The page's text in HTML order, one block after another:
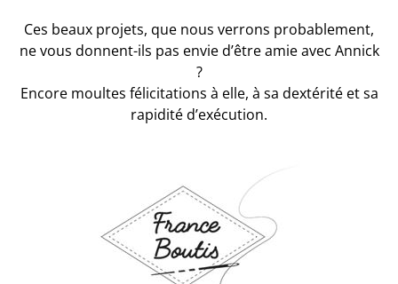
Ces beaux projets, que nous verrons probablement,
ne vous donnent-ils pas envie d’être amie avec Annick
?
Encore moultes félicitations à elle, à sa dextérité et sa
rapidité d’exécution.